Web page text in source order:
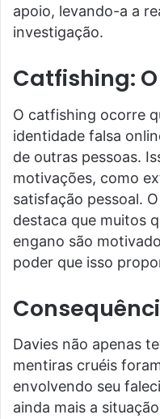
apoio, levando-a a
investigação.
Catfishing: O
O catfishing ocorre
identidade falsa
de outras pessoas.
motivações, como
satisfação pessoal.
destaca que muitos
engano são
poder que isso
Davies não apenas
mentiras cruéis
envolvendo seu
ainda mais a